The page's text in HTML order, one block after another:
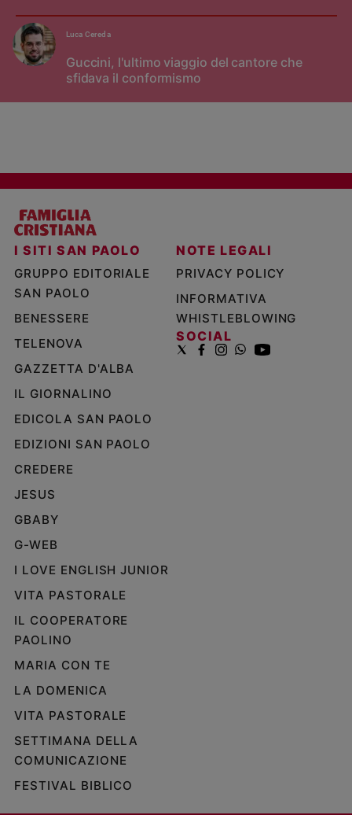
Guccini, l'ultimo viaggio del cantore che
sfidava il conformismo
Luca Cereda
I SITI SAN PAOLO
GRUPPO EDITORIALE
SAN PAOLO
BENESSERE
TELENOVA
GAZZETTA D'ALBA
IL GIORNALINO
EDICOLA SAN PAOLO
EDIZIONI SAN PAOLO
CREDERE
JESUS
GBABY
G-WEB
I LOVE ENGLISH JUNIOR
VITA PASTORALE
IL COOPERATORE
PAOLINO
MARIA CON TE
LA DOMENICA
VITA PASTORALE
SETTIMANA DELLA
COMUNICAZIONE
FESTIVAL BIBLICO
NOTE LEGALI
PRIVACY POLICY
INFORMATIVA
WHISTLEBLOWING
SOCIAL